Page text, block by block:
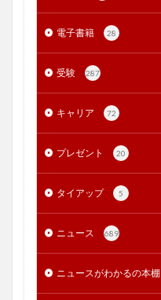
電子書籍 28
受験 287
キャリア 72
プレゼント 20
タイアップ 5
ニュース 689
ニュースがわかるの本棚